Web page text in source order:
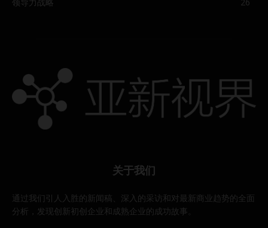
关于我们
通过我们引人入胜的新闻稿、深入的采访和对最新商业趋势的全面
分析，发现创新初创企业和成熟企业的成功故事。